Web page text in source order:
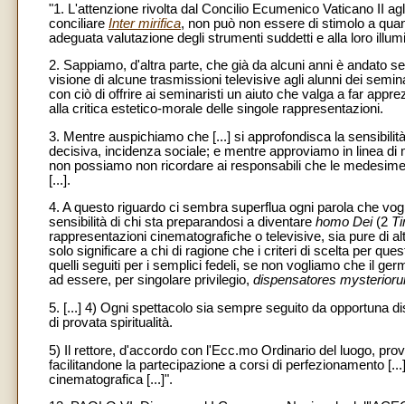
"1. L'attenzione rivolta dal Concilio Ecumenico Vaticano II
conciliare Inter mirifica, non può non essere di stimolo a
adeguata valutazione degli strumenti suddetti e alla loro
2. Sappiamo, d'altra parte, che già da alcuni anni è andato
visione di alcune trasmissioni televisive agli alunni dei
con ciò di offrire ai seminaristi un aiuto che valga a far
alla critica estetico-morale delle singole rappresentazioni.
3. Mentre auspichiamo che [...] si approfondisca la
decisiva, incidenza sociale; e mentre approviamo in linea
non possiamo non ricordare ai responsabili che le
[...].
4. A questo riguardo ci sembra superflua ogni parola che
sensibilità di chi sta preparandosi a diventare homo Dei(2
rappresentazioni cinematografiche o televisive, sia pure di
solo significare a chi di ragione che i criteri di scelta per
quelli seguiti per i semplici fedeli, se non vogliamo che il
ad essere, per singolare privilegio, dispensatores
5. [...] 4) Ogni spettacolo sia sempre seguito da opportuna
di provata spiritualità.
5) Il rettore, d'accordo con l'Ecc.mo Ordinario del luogo,
facilitandone la partecipazione a corsi di perfezionamento
cinematografica [...]".